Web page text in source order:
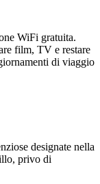
WiFi gratuita.
film, TV e restare
di viaggio
designate nella
privo di